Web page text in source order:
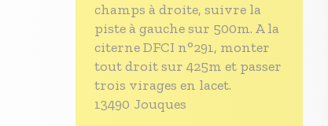
champs à droite, suivre la
piste à gauche sur 500m. A la
citerne DFCI n°291, monter
tout droit sur 425m et passer
trois virages en lacet.
13490 Jouques